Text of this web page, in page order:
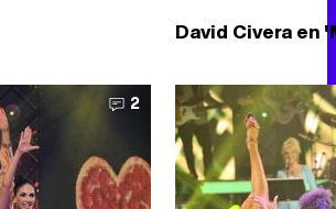
David Civera en
2